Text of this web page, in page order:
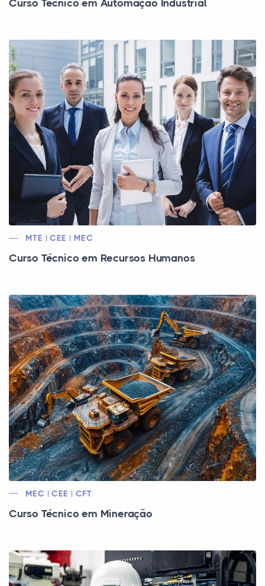
Curso Técnico em Automação Industrial
MTE | CEE | MEC
Curso Técnico em Recursos Humanos
MEC | CEE | CFT
Curso Técnico em Mineração